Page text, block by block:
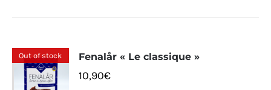
Out of stock Fenalår « Le classique »
10,90€